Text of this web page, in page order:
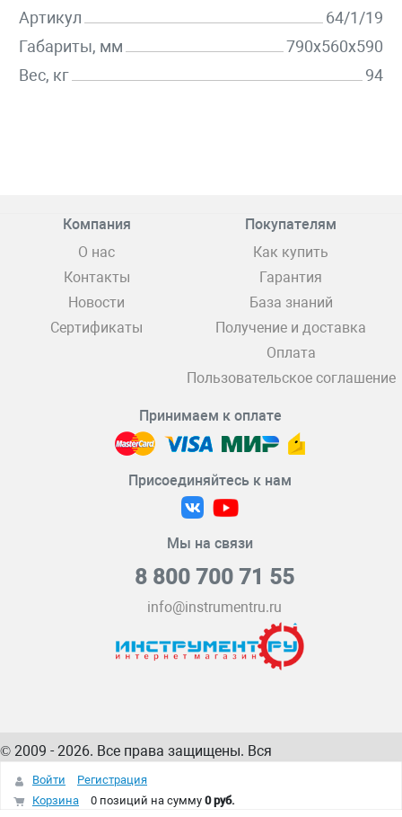
Артикул
64/1/19
Габариты, мм
790х560х590
Вес, кг
94
Компания
О нас
Контакты
Новости
Сертификаты
Покупателям
Как купить
Гарантия
База знаний
Получение и доставка
Оплата
Пользовательское соглашение
Принимаем к оплате
Присоединяйтесь к нам
Мы на связи
8 800 700 71 55
info@instrumentru.ru
© 2009 - 2026. Все права защищены. Вся
информация на сайте – собственность
интернет-магазина
Войти
Регистрация
Корзина
0 позиций на сумму 0 руб.